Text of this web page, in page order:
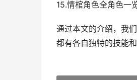
15.情棺角色全角色一
通过本文的介绍，我
都有各自独特的技能